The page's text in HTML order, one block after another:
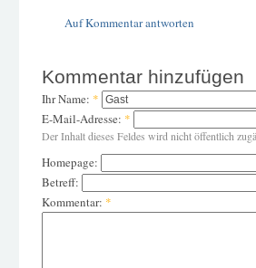
Auf Kommentar antworten
Kommentar hinzufügen
Ihr Name: *
E-Mail-Adresse: *
Der Inhalt dieses Feldes wird nicht öffentlich
Homepage:
Betreff:
Kommentar: *